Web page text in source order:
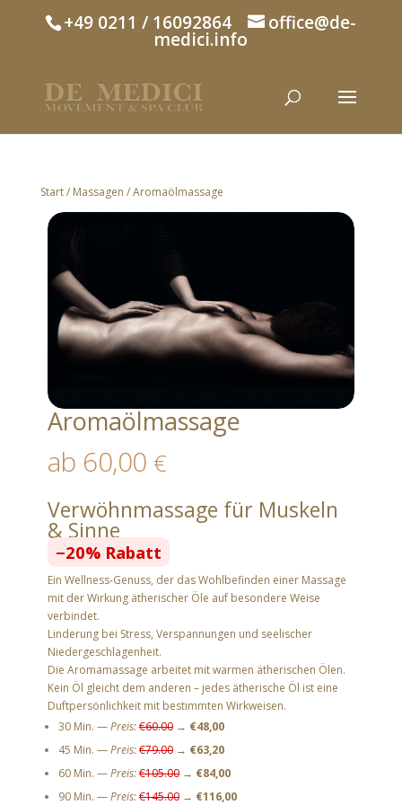
+49 0211 / 16092864 office@de-
medici.info
Start/ Massagen / Aromaölmassage
Aromaölmassage
ab 60,00 €
Verwöhnmassage für Muskeln
& Sinne
−20% Rabatt
Ein Wellness-Genuss, der das Wohlbefinden einer Massage
mit der Wirkung ätherischer Öle auf besondere Weise
verbindet.
Linderung bei Stress, Verspannungen und seelischer
Niedergeschlagenheit.
Die Aromamassage arbeitet mit warmen ätherischen Ölen.
Kein Öl gleicht dem anderen – jedes ätherische Öl ist eine
Duftpersönlichkeit mit bestimmten Wirkweisen.
30 Min. —Preis:€60.00→ €48,00
45 Min. —Preis:€79.00→ €63,20
60 Min. —Preis:€105.00→ €84,00
90 Min. —Preis:€145.00→ €116,00